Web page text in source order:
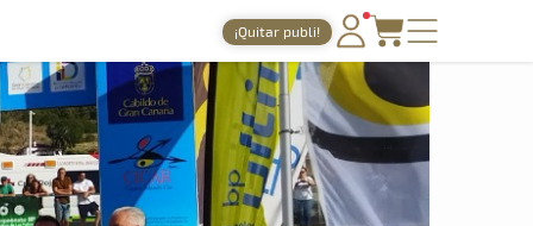
¡Quitar publi!
PORTADA
TIEMPOS ONLINE
NOTICIAS